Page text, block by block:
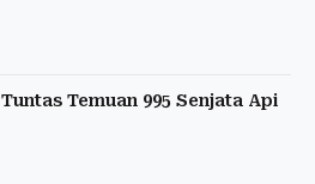
Temuan 995 Senjata Api